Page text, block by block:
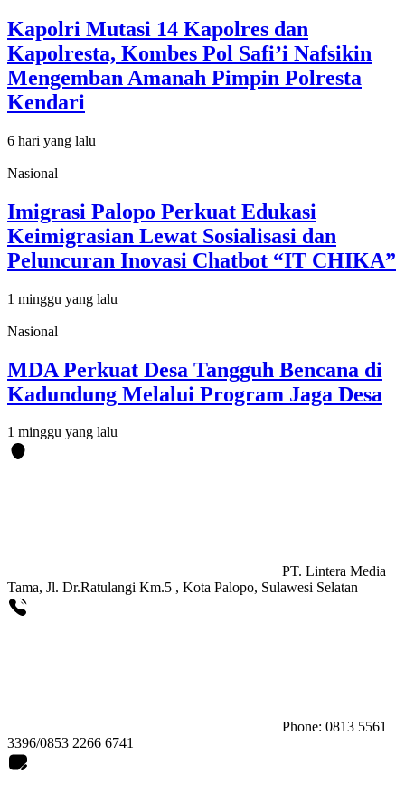
Kapolri Mutasi 14 Kapolres dan
Kapolresta, Kombes Pol Safi’i Nafsikin
Mengemban Amanah Pimpin Polresta
Kendari
6 hari yang lalu
Nasional
Imigrasi Palopo Perkuat Edukasi
Keimigrasian Lewat Sosialisasi dan
Peluncuran Inovasi Chatbot “IT CHIKA”
1 minggu yang lalu
Nasional
MDA Perkuat Desa Tangguh Bencana di
Kadundung Melalui Program Jaga Desa
1 minggu yang lalu
PT. Lintera Media
Tama, Jl. Dr.Ratulangi Km.5 , Kota Palopo, Sulawesi Selatan
Phone: 0813 5561
3396/0853 2266 6741